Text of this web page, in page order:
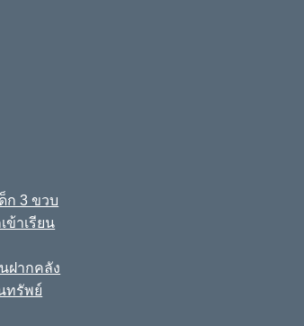
ก 3 ขวบ
ข้าเรียน
ฝากคลัง
ทรัพย์